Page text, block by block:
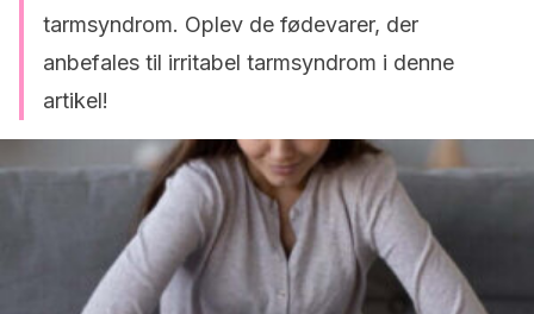
tarmsyndrom. Oplev de fødevarer, der
anbefales til irritabel tarmsyndrom i denne
artikel!